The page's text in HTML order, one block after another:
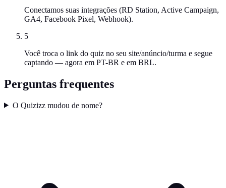
Conectamos suas integrações (RD Station, Active Campaign,
GA4, Facebook Pixel, Webhook).
5
Você troca o link do quiz no seu site/anúncio/turma e segue
captando — agora em PT-BR e em BRL.
Perguntas frequentes
O Quizizz mudou de nome?